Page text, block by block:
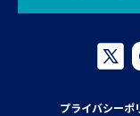
プライバシーポ